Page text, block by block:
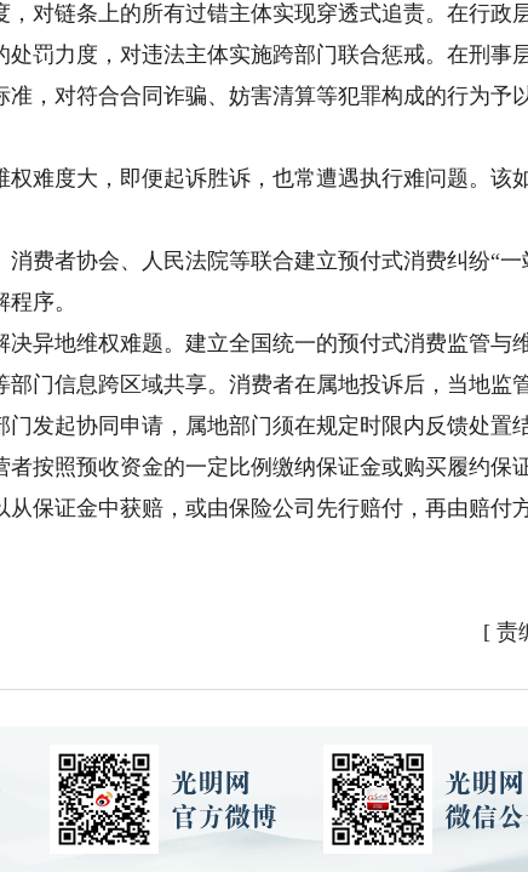
对链条上的所有过错主体实现穿透式追责。在行政
罚力度，对违法主体实施跨部门联合惩戒。在刑事
，对符合合同诈骗、妨害清算等犯罪构成的行为予
难度大，即便起诉胜诉，也常遭遇执行难问题。该
者协会、人民法院等联合建立预付式消费纠纷“一
序。
异地维权难题。建立全国统一的预付式消费监管与
门信息跨区域共享。消费者在属地投诉后，当地监
发起协同申请，属地部门须在规定时限内反馈处置结
按照预收资金的一定比例缴纳保证金或购买履约保
保证金中获赔，或由保险公司先行赔付，再由赔付
[ 责